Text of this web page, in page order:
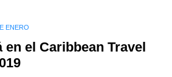
ENERO
en el Caribbean Travel